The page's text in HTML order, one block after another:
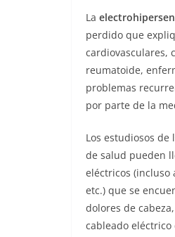
La
perdido que
cardiovasculares,
reumatoide,
problemas
por parte de la
Los estudiosos
de salud pueden
eléctricos (incluso
etc.) que se
dolores de
cableado